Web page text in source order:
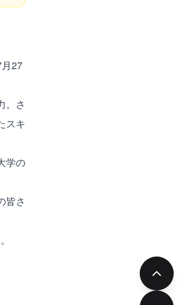
27
。さ
スキ
学の
皆さ